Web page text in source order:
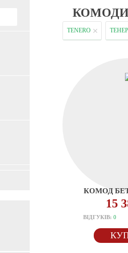
КОМОДИ
TENERO
КОМОД
15
ВІДГУКІВ: 0